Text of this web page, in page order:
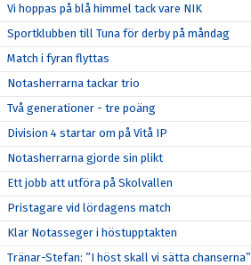
Vi hoppas på blå himmel tack vare NIK
Sportklubben till Tuna för derby på måndag
Match i fyran flyttas
Notasherrarna tackar trio
Två generationer - tre poäng
Division 4 startar om på Vitå IP
Notasherrarna gjorde sin plikt
Ett jobb att utföra på Skolvallen
Pristagare vid lördagens match
Klar Notasseger i höstupptakten
Tränar-Stefan: ”I höst skall vi sätta chanserna”